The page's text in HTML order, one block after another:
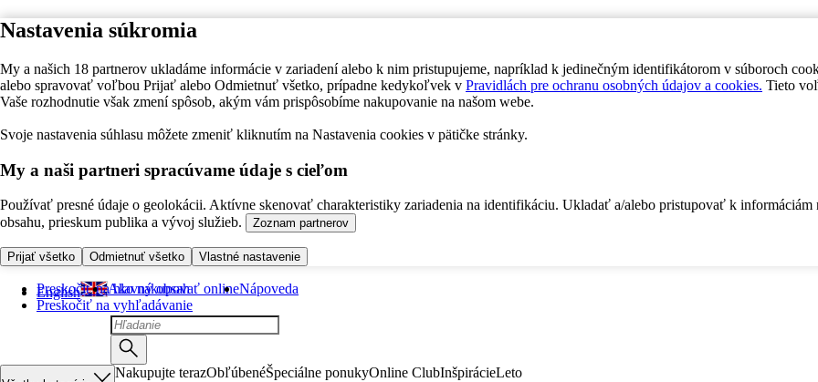
Nastavenia súkromia
My a našich 18 partnerov ukladáme informácie v zariadení alebo k nim pristupujeme, napríklad k jedinečným identifikátorom v súboroch
alebo spravovať voľbou Prijať alebo Odmietnuť všetko, prípadne kedykoľvek v Pravidlách pre ochranu osobných údajov a cookies. Tieto
Vaše rozhodnutie však zmení spôsob, akým vám prispôsobíme nakupovanie na našom webe.
Svoje nastavenia súhlasu môžete zmeniť kliknutím na Nastavenia cookies v pätičke stránky.
My a naši partneri spracúvame údaje s cieľom
Používať presné údaje o geolokácii. Aktívne skenovať charakteristiky zariadenia na identifikáciu. Ukladať a/alebo pristupovať k informáciám
obsahu, prieskum publika a vývoj služieb.
Zoznam partnerov
Prijať všetko Odmietnuť všetko Vlastné nastavenie
Preskočiť na hlavný obsah
Preskočiť na vyhľadávanie
English Ako nakupovať onlineNápoveda
Nakupujte terazObľúbenéŠpeciálne ponukyOnline ClubInšpirácieLeto